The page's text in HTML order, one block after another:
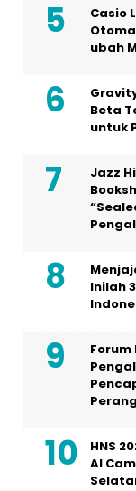
Casio
ubah
Beta
untuk
Jazz
Inilah
HNS
AI